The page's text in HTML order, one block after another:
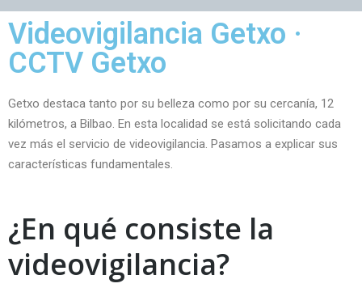
Videovigilancia Getxo ·
CCTV Getxo
Getxo destaca tanto por su belleza como por su cercanía, 12
kilómetros, a Bilbao. En esta localidad se está solicitando cada
vez más el servicio de videovigilancia. Pasamos a explicar sus
características fundamentales.
¿En qué consiste la
videovigilancia?